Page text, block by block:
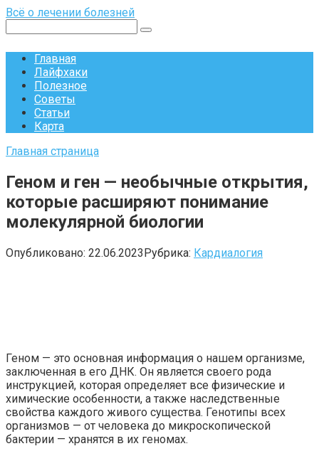
Перейти
контенту
Всё о лечении болезней
Главная
Лайфхаки
Полезное
Советы
Статьи
Карта
Главная страница
Геном и ген — необычные открытия,
которые расширяют понимание
молекулярной биологии
Опубликовано: 22.06.2023Рубрика: Кардиалогия
Геном — это основная информация о нашем организме,
заключенная в его ДНК. Он является своего рода
инструкцией, которая определяет все физические и
химические особенности, а также наследственные
свойства каждого живого существа. Генотипы всех
организмов — от человека до микроскопической
бактерии — хранятся в их геномах.